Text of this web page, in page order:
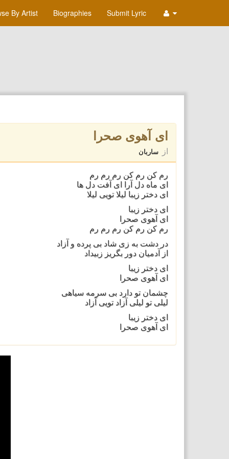
By Artist Biographies Submit Lyric
ای آهوی صحرا
از ساربان
رم کن رم کن رم رم رم
ای ماه دل آرا ای آفت دل ها
ای دختر زيبا ليلا تويی ليلا
ای دختر زيبا
ای آهوی صحرا
رم کن رم کن رم رم رم
در دشت به زی شاد بی پرده و آزاد
از آدميان دور بگريز زبيداد
ای دختر زيبا
ای آهوی صحرا
چشمان تو دارد بی سرمه سياهی
ليلی تو ليلی آزاد تويی آزاد
ای دختر زيبا
ای آهوی صحرا